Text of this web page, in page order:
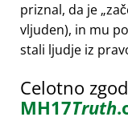
priznal, da je
vljuden), in mu
stali ljudje iz
Celotno
MH17Truth